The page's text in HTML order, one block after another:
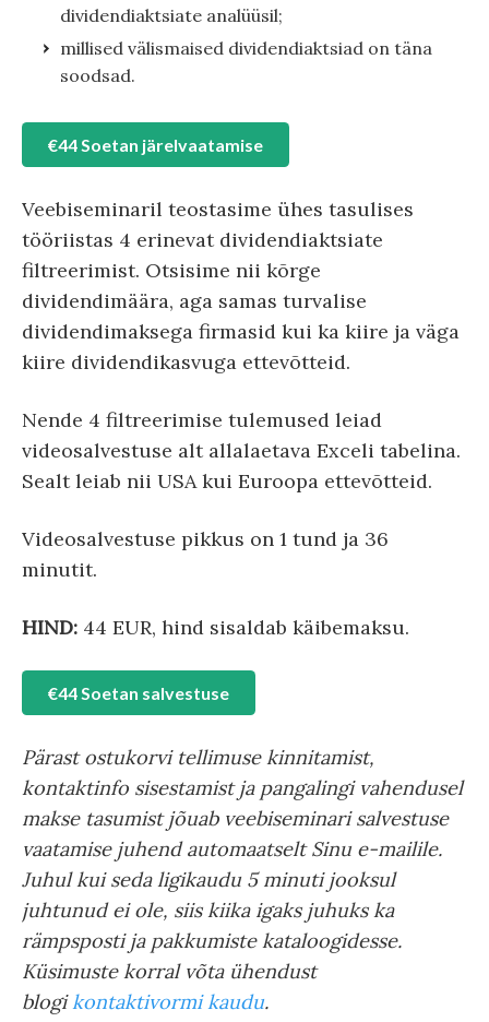
dividendiaktsiate analüüsil;
millised välismaised dividendiaktsiad on täna
soodsad.
€44 Soetan järelvaatamise
Veebiseminaril teostasime ühes tasulises
tööriistas 4 erinevat dividendiaktsiate
filtreerimist. Otsisime nii kõrge
dividendimäära, aga samas turvalise
dividendimaksega firmasid kui ka kiire ja väga
kiire dividendikasvuga ettevõtteid.
Nende 4 filtreerimise tulemused leiad
videosalvestuse alt allalaetava Exceli tabelina.
Sealt leiab nii USA kui Euroopa ettevõtteid.
Videosalvestuse pikkus on 1 tund ja 36
minutit.
HIND: 44 EUR, hind sisaldab käibemaksu.
€44 Soetan salvestuse
Pärast ostukorvi tellimuse kinnitamist,
kontaktinfo sisestamist ja pangalingi vahendusel
makse tasumist jõuab veebiseminari salvestuse
vaatamise juhend automaatselt Sinu e-mailile.
Juhul kui seda ligikaudu 5 minuti jooksul
juhtunud ei ole, siis kiika igaks juhuks ka
rämpsposti ja pakkumiste kataloogidesse.
Küsimuste korral võta ühendust
blogikontaktivormi kaudu.